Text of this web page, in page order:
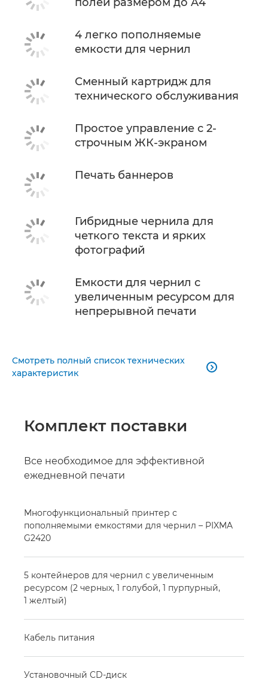
4 легко пополняемые
емкости для чернил
Сменный картридж для
технического обслуживания
Простое управление с 2-
строчным ЖК-экраном
Печать баннеров
Гибридные чернила для
четкого текста и ярких
фотографий
Емкости для чернил с
увеличенным ресурсом для
непрерывной печати
Смотреть полный список технических
характеристик

Комплект поставки
Все необходимое для эффективной
ежедневной печати
Многофункциональный принтер с
пополняемыми емкостями для чернил – PIXMA
G2420
5 контейнеров для чернил с увеличенным
ресурсом (2 черных, 1 голубой, 1 пурпурный,
1 желтый)
Кабель питания
Установочный CD-диск